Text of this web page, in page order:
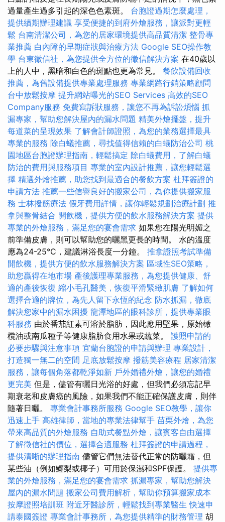
過量產生過多引起的深色色素斑。 台胞證過期怎麼處理，
提供續期辦理建議 享受便捷的到府外燴服務，讓派對更輕
鬆 台南清潔公司，為您的居家環境提供高品質清潔 整骨專
業推薦 白內障的早期症狀與治療方法 Google SEO操作教
學 台東徵信社，為您提供全方位的徵信解決方案 在40歲以
上的人中，黑暗和白色的斑點也更為常見。 餐飲設備回收
推薦，為舊設備提供專業處理服務 專業網路行銷策略顧問
台中放鬆按摩 提升網站曝光的SEO Services 高效的SEO
Company服務 免費寫訴狀服務，讓您不再為訴訟煩惱 抓
漏專家，幫助您解決屋內的漏水問題 精美外燴擺盤，提升
每道菜的呈現效果 了解會計師證照，為您的業務選擇最具
專業的服務 除白蟻推薦，尋找值得信賴的白蟻防治公司 桃
園地區台胞證辦理指南，輕鬆搞定 除白蟻費用，了解白蟻
防治的費用與服務項目 專業的室內設計推薦，讓您輕鬆選
擇 精選外燴推薦，助您找到最適合的餐飲方案 杜拜簽證的
申請方法 推薦一些信譽良好的搬家公司，為你提供搬家服
務 士林撥筋療法 假牙費用詳情，讓你輕鬆規劃治療計劃 推
拿與整骨結合 開飲機，提供方便的飲水服務解決方案 提供
專業的外燴服務，滿足您的宴會需求 如果您在陽光明媚之
前準備皮膚，則可以幫助您的曬黑更長的時間。 水的溫度
應為24-25°C，建議淋浴長度一分鐘。 推拿證照考試準備
開飲機，提供方便的飲水服務解決方案 區域性SEO策略，
助您贏得在地市場 產後護理專業服務，為您提供健康、舒
適的產後恢復 縮小毛孔醫美，恢復平滑緊緻肌膚 了解如何
選擇合適的牌位，為先人留下永恆的紀念 防水抓漏，徹底
解決您家中的漏水困擾 龍潭地區的眼科診所，提供專業眼
科服務 由於番茄紅素可溶於脂肪，因此應用堅果，原始橄
欖油或南瓜種子等健康脂肪食用水果或蔬菜。 護照申請的
必要步驟與注意事項 宜蘭台胞證的申請與辦理 專業設計，
打造獨一無二的空間 足底放鬆按摩 撥筋美容療程 居家清潔
服務，讓每個角落都乾淨如新 戶外婚禮外燴，讓您的婚禮
更完美 但是，儘管有曬日光浴的好處，但我們必須忘記早
期衰老和皮膚癌的風險，如果我們不能正確保護皮膚，則伴
隨著日曬。 專業會計事務所服務 Google SEO教學，讓你
迅速上手 高雄律師，當地的專業法律幫手 苗栗外燴，為您
帶來高品質的外燴服務 自助式餐點外燴，讓賓客自由選擇
了解徵信社的價位，選擇合適服務 杜拜簽證的申請過程，
提供清晰的辦理指南 儘管它們無法替代正常的防曬霜，但
某些油（例如鱷梨或椰子）可用於保濕和SPF保護。 提供專
業的外燴服務，滿足您的宴會需求 抓漏專家，幫助您解決
屋內的漏水問題 搬家公司費用解析，幫助你預算搬家成本
按摩證照培訓班 附近牙醫診所，輕鬆找到專業醫生 快速申
請泰國簽證 專業會計事務所，為您提供精準的財務管理 胡